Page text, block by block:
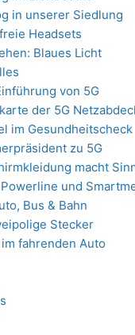
in unserer Siedlung
Headsets
Blaues Licht
von 5G
der 5G
im Gesundheitscheck
zu 5G
macht
und
Bus & Bahn
Stecker
fahrenden Auto